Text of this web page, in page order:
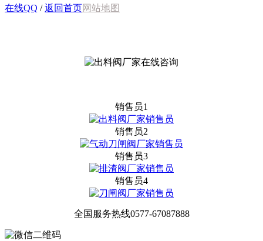
在线QQ /返回首页 网站地图
销售员1
销售员2
销售员3
销售员4
全国服务热线0577-67087888